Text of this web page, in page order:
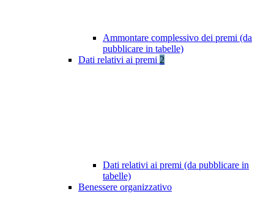
Ammontare complessivo dei premi (da
pubblicare in tabelle)
Dati relativi ai premi 2
Dati relativi ai premi (da pubblicare in
tabelle)
Benessere organizzativo